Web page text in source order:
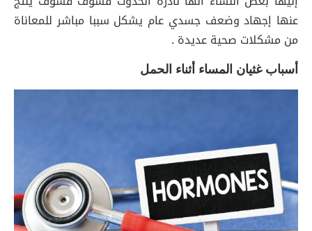
عنها إجهاد وضعف جسدي عام يشكل سببا مباشر للمعاناة
من مشكلات صحية عديدة .
أسباب غثيان المساء أثناء الحمل